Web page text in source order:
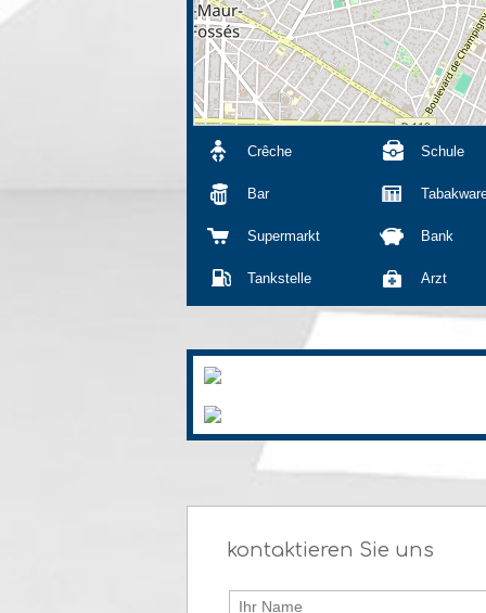
Crêche Schule
Bar
Supermarkt Bank
Tankstelle Arzt
kontaktieren Sie uns